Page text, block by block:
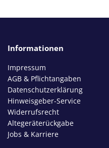
Informationen
Impressum
AGB & Pflichtangaben
Datenschutzerklärung
Hinweisgeber-Service
Widerrufsrecht
Altegeräterückgabe
Jobs & Karriere